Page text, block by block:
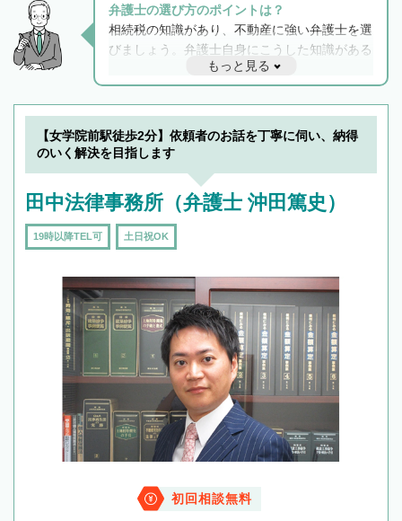
弁護士の選び方のポイントは？
相続税の知識があり、不動産に強い弁護士を選
びましょう。弁護士自身にこうした知識がある
と他士業との連携もスムーズに進み、トラブル
解決のみならず相続をトータルで任せることが
できます。また、相続は感情がからむ分野なの
でフィーリングも重要です。実際に電話や面談
で複数の弁護士と会話をしてウマが合う方に依
もっと見る
【女学院前駅徒歩2分】依頼者のお話を丁寧に伺い、納得
のいく解決を目指します
田中法律事務所（弁護士 沖田篤史）
19時以降TEL可 土日祝OK
初回相談無料